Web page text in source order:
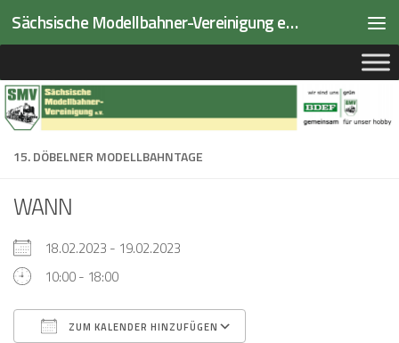
Zum Inhalt springen Sächsische Modellbahner-Vereinigung e.V.
15. DÖBELNER MODELLBAHNTAGE
WANN
18.02.2023 - 19.02.2023
10:00 - 18:00
ZUM KALENDER HINZUFÜGEN